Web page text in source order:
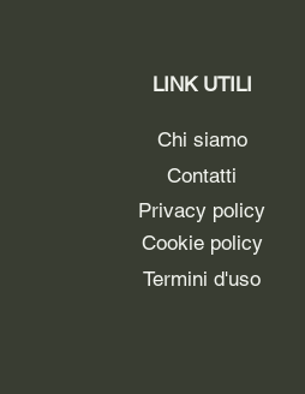
LINK UTILI
Chi siamo
Contatti
Privacy policy
Cookie policy
Termini d'uso